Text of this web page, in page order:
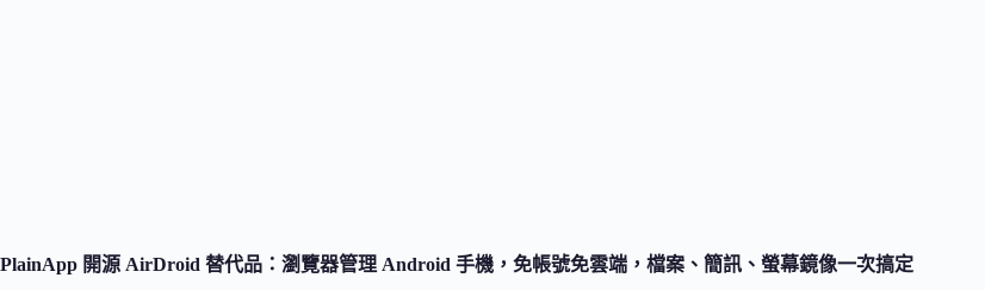
PlainApp 開源 AirDroid 替代品：瀏覽器管理 Android 手機，免帳號免雲端，檔案、簡訊、螢幕鏡像一次搞定